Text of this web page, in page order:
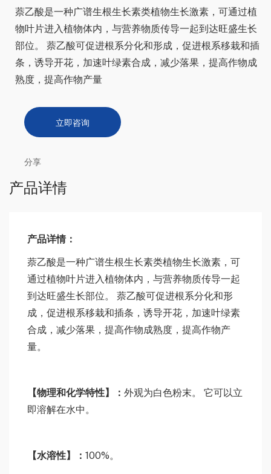
萘乙酸是一种广谱生根生长素类植物生长激素，可通过植
物叶片进入植物体内，与营养物质传导一起到达旺盛生长
部位。 萘乙酸可促进根系分化和形成，促进根系移栽和插
条，诱导开花，加速叶绿素合成，减少落果，提高作物成
熟度，提高作物产量
立即咨询
分享
产品详情
产品详情：
萘乙酸是一种广谱生根生长素类植物生长激素，可
通过植物叶片进入植物体内，与营养物质传导一起
到达旺盛生长部位。 萘乙酸可促进根系分化和形
成，促进根系移栽和插条，诱导开花，加速叶绿素
合成，减少落果，提高作物成熟度，提高作物产
量。
【物理和化学特性】： 外观为白色粉末。 它可以立
即溶解在水中。
【水溶性】： 100%。